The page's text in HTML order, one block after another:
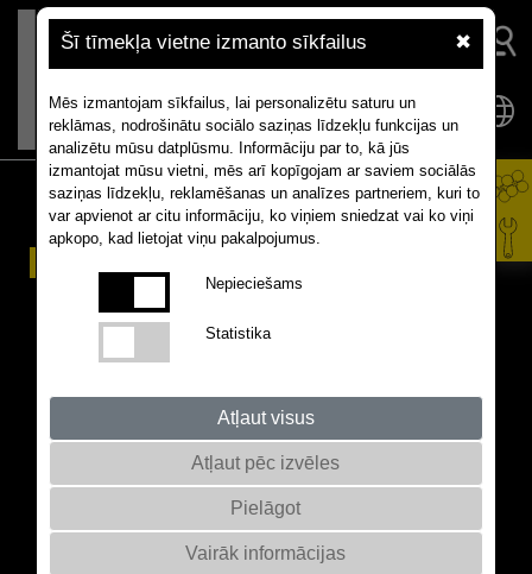
Šī tīmekļa vietne izmanto sīkfailus ✖
Mēs izmantojam sīkfailus, lai personalizētu saturu un
reklāmas, nodrošinātu sociālo saziņas līdzekļu funkcijas un
analizētu mūsu datplūsmu. Informāciju par to, kā jūs
izmantojat mūsu vietni, mēs arī kopīgojam ar saviem sociālās
saziņas līdzekļu, reklamēšanas un analīzes partneriem, kuri to
var apvienot ar citu informāciju, ko viņiem sniedzat vai ko viņi
apkopo, kad lietojat viņu pakalpojumus.
Nepieciešams
Statistika
Atļaut visus
Atļaut pēc izvēles
Pielāgot
Vairāk informācijas
We know rapeseed. Mēs
zinām rapšu.